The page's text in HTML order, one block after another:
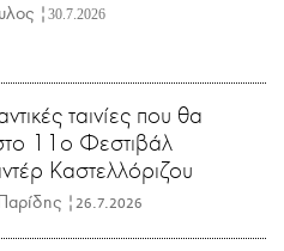
| 30.7.2026
ταινίες που θα
11ο Φεστιβάλ
Καστελλόριζου
| 26.7.2026